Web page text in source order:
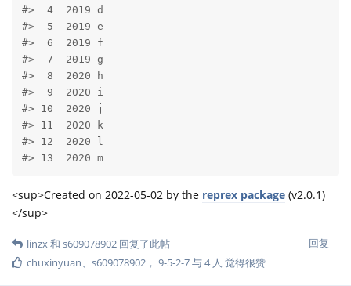
#>  4  2019 d
#>  5  2019 e
#>  6  2019 f
#>  7  2019 g
#>  8  2020 h
#>  9  2020 i
#> 10  2020 j
#> 11  2020 k
#> 12  2020 l
#> 13  2020 m
<sup>Created on 2022-05-02 by the reprex package (v2.0.1)
</sup>
回复
linzx和 s609078902 回复了此帖
chuxinyuan、 s609078902 ， 9-5-2-7与4人 觉得很赞